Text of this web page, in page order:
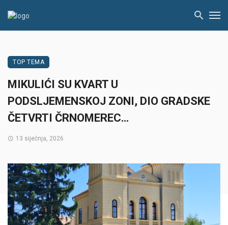
TOP TEMA
MIKULIĆI SU KVART U
PODSLJEMENSKOJ ZONI, DIO GRADSKE
ČETVRTI ČRNOMEREC…
13 siječnja, 2026